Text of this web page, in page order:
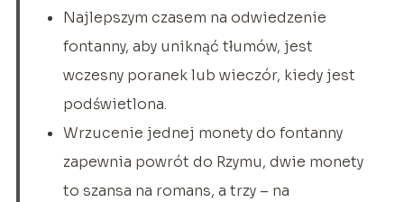
Najlepszym czasem na odwiedzenie
fontanny, aby uniknąć tłumów, jest
wczesny poranek lub wieczór, kiedy jest
podświetlona.
Wrzucenie jednej monety do fontanny
zapewnia powrót do Rzymu, dwie monety
to szansa na romans, a trzy – na